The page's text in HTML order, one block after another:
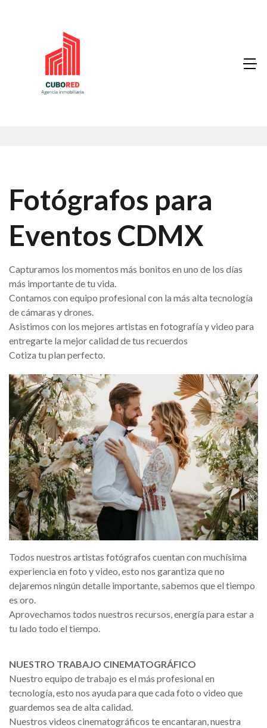
Fotógrafos para
Eventos CDMX
Capturamos los momentos más bonitos en uno de los días
más importante de tu vida.
Contamos con equipo profesional con la más alta tecnología
de cámaras y drones.
Asistimos con los mejores artistas en fotografía y video para
entregarte la mejor calidad de tus recuerdos
Cotiza tu plan perfecto.
Todos nuestros artistas fotógrafos cuentan con muchísima
experiencia en foto y video, esto nos garantiza que no
dejaremos ningún detalle importante, sabemos que el tiempo
es oro.
Aprovechamos todos nuestros recursos, energía para estar a
tu lado todo el tiempo.
NUESTRO TRABAJO CINEMATOGRÁFICO
Nuestro equipo de trabajo es el más profesional en
tecnología, esto nos ayuda para que cada foto o video que
guardemos sea de alta calidad.
Nuestros videos cinematográficos te encantaran, nuestra